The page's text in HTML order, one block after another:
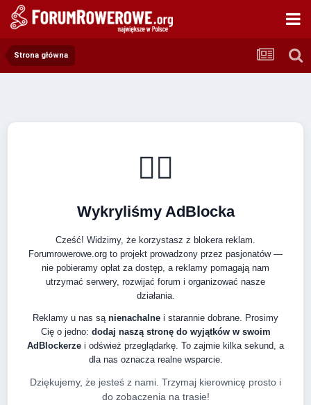
Strona główna
🚴‍♂️
Wykryliśmy AdBlocka
Cześć! Widzimy, że korzystasz z blokera reklam.
Forumrowerowe.org to projekt prowadzony przez pasjonatów —
nie pobieramy opłat za dostęp, a reklamy pomagają nam
utrzymać serwery, rozwijać forum i organizować nasze
działania.
Reklamy u nas są nienachalne i starannie dobrane. Prosimy
Cię o jedno: dodaj naszą stronę do wyjątków w swoim
AdBlockerze i odśwież przeglądarkę. To zajmie kilka sekund, a
dla nas oznacza realne wsparcie.
Dziękujemy, że jesteś z nami. Trzymaj kierownicę prosto i
do zobaczenia na trasie!